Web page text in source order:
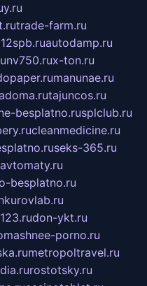
trade-farm.ru
autodamp.ru
nv750.rux-ton.ru
manunae.ru
tajuncos.ru
besplatno.rusplclub.ru
cleanmedicine.ru
seks-365.ru
besplatno.ru
don-ykt.ru
porno.ru
metropoltravel.ru
rostotsky.ru